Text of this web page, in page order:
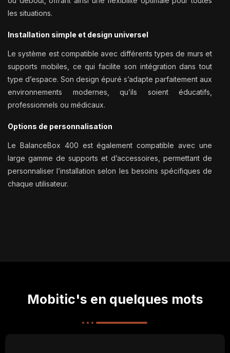
les situations.
Installation simple et design universel
Le système est compatible avec différents types de murs et
supports mobiles, ce qui facilite son intégration dans tout
type d’espace. Son design épuré s’adapte parfaitement aux
environnements modernes, qu’ils soient éducatifs,
professionnels ou médicaux.
Options de personnalisation
Le BalanceBox 400 est également compatible avec une
large gamme de supports et d’accessoires, permettant de
personnaliser l’installation selon les besoins spécifiques de
chaque utilisateur.
Mobitic's en quelques mots